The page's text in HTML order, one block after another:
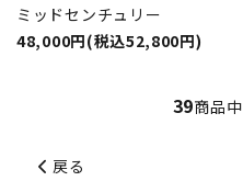
ミッドセンチュリー
48,000円(税込52,800円)
39商品中
戻る